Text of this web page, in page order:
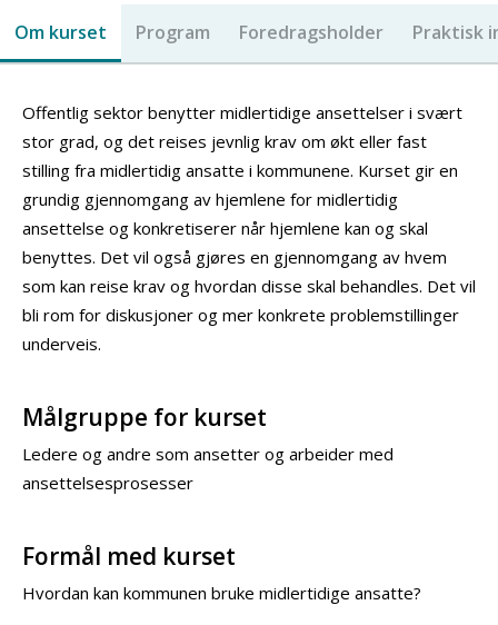
Om kurset Program Foredragsholder Praktisk
Offentlig sektor benytter midlertidige ansettelser i svært
stor grad, og det reises jevnlig krav om økt eller fast
stilling fra midlertidig ansatte i kommunene. Kurset gir en
grundig gjennomgang av hjemlene for midlertidig
ansettelse og konkretiserer når hjemlene kan og skal
benyttes. Det vil også gjøres en gjennomgang av hvem
som kan reise krav og hvordan disse skal behandles. Det vil
bli rom for diskusjoner og mer konkrete problemstillinger
underveis.
Målgruppe for kurset
Ledere og andre som ansetter og arbeider med
ansettelsesprosesser
Formål med kurset
Hvordan kan kommunen bruke midlertidige ansatte?